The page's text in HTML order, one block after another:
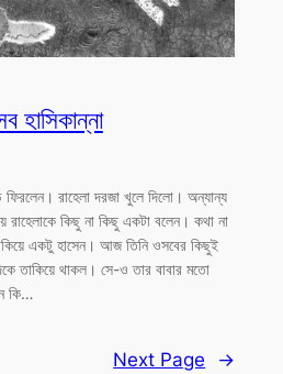
হাসিকান্না
ফিরলেন। রাহেলা দরজা খুলে দিলো। অন্যান্য
রাহেলাকে কিছু না কিছু একটা বলেন। কথা না
একটু হাসেন। আজ তিনি ওসবের কিছুই
তাকিয়ে থাকল। সে-ও তার বাবার মতো
কি…
Next Page →